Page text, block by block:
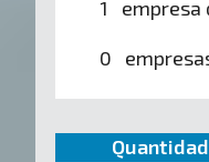
1 empresa
0